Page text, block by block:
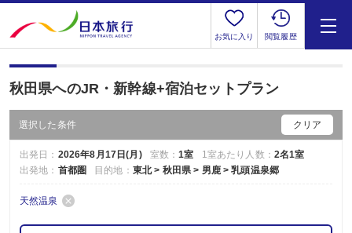
お気に入り 閲覧履歴
秋田県へのJR・新幹線+宿泊セットプラン
選択した条件 クリア
出発日： 2026年8月17日(月) 室数：1室 1室あたり人数： 2名1室
出発地： 首都圏 目的地： 東北 > 秋田県 > 男鹿 > 乳頭温泉郷
天然温泉